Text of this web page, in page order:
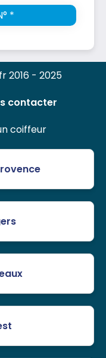
*
2016 - 2025
contacter
coiffeur